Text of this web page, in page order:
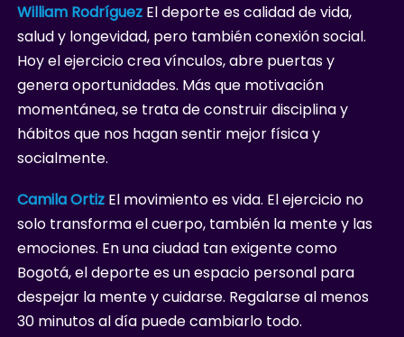
William Rodríguez El deporte es calidad de vida,
salud y longevidad, pero también conexión social.
Hoy el ejercicio crea vínculos, abre puertas y
genera oportunidades. Más que motivación
momentánea, se trata de construir disciplina y
hábitos que nos hagan sentir mejor física y
socialmente.
Camila Ortiz El movimiento es vida. El ejercicio no
solo transforma el cuerpo, también la mente y las
emociones. En una ciudad tan exigente como
Bogotá, el deporte es un espacio personal para
despejar la mente y cuidarse. Regalarse al menos
30 minutos al día puede cambiarlo todo.